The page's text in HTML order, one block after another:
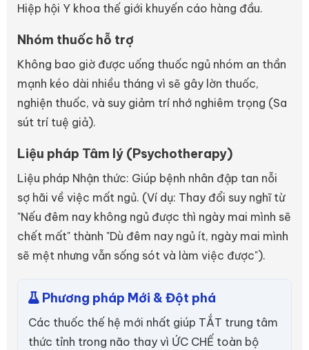
Hiệp hội Y khoa thế giới khuyến cáo hàng đầu.
Nhóm thuốc hỗ trợ
Không bao giờ được uống thuốc ngủ nhóm an thần
mạnh kéo dài nhiều tháng vì sẽ gây lờn thuốc,
nghiện thuốc, và suy giảm trí nhớ nghiêm trọng (Sa
sút trí tuệ giả).
Liệu pháp Tâm lý (Psychotherapy)
Liệu pháp Nhận thức: Giúp bệnh nhân đập tan nỗi
sợ hãi về việc mất ngủ. (Ví dụ: Thay đổi suy nghĩ từ
"Nếu đêm nay không ngủ được thì ngày mai mình sẽ
chết mất" thành "Dù đêm nay ngủ ít, ngày mai mình
sẽ mệt nhưng vẫn sống sót và làm việc được").
Phương pháp Mới & Đột phá
Các thuốc thế hệ mới nhất giúp TẮT trung tâm
thức tỉnh trong não thay vì ỨC CHẾ toàn bộ